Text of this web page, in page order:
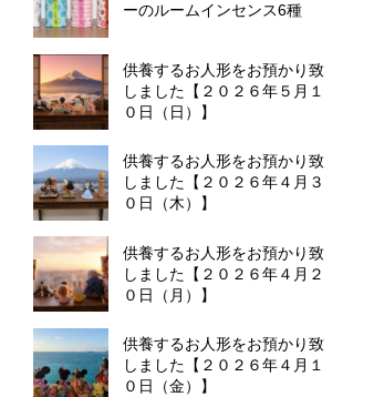
ーのルームインセンス6種
供養するお人形をお預かり致
しました【２０２６年５月１
０日（日）】
供養するお人形をお預かり致
しました【２０２６年４月３
０日（木）】
供養するお人形をお預かり致
しました【２０２６年４月２
０日（月）】
供養するお人形をお預かり致
しました【２０２６年４月１
０日（金）】